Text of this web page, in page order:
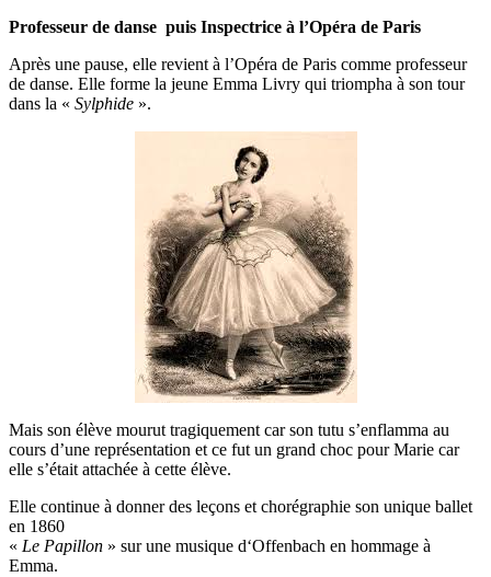
Professeur de danse puis Inspectrice à l’Opéra de Paris
Après une pause, elle revient à l’Opéra de Paris comme professeur
de danse. Elle forme la jeune Emma Livry qui triompha à son tour
dans la « Sylphide ».
Mais son élève mourut tragiquement car son tutu s’enflamma au
cours d’une représentation et ce fut un grand choc pour Marie car
elle s’était attachée à cette élève.
Elle continue à donner des leçons et chorégraphie son unique ballet
en 1860
« Le Papillon » sur une musique d‘Offenbach en hommage à
Emma.